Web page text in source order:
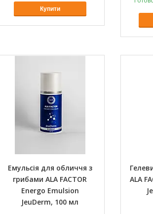
Купити
Емульсія для обличчя з
грибами ALA FACTOR
Energo Emulsion
JeuDerm, 100 мл
ALA